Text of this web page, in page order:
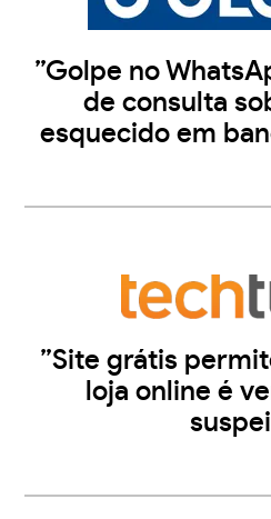
”Golpe no
de consulta
esquecido em
”Site grátis
loja online é